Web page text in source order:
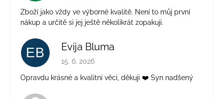
Zboží jako vždy ve výborné kvalitě. Není to můj první
nákup a určitě si jej ještě několikrát zopakuji.
EB Evija Bluma
Hodnocení obchodu je 5 z 5 hvězdiček.
15. 6. 2026
Opravdu krásné a kvalitní věci, děkuji ❤️ Syn nadšený